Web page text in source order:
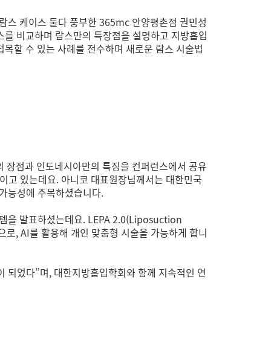
스 케이스 둘다 풍부한 365mc 안양평촌점 권민성
비교하며 람스만의 특장점을 설명하고 지방흡입
할 수 있는 사례를 전수하며 새로운 람스 시술법
점과 인도네시아만의 특징을 컨퍼런스에서 공유
있는데요. 아니코 대표원장님께서는 대한민국
능성에 주목하셨습니다.
을 발표하셨는데요. LEPA 2.0(Liposuction
, AI를 활용해 개인 맞춤형 시술을 가능하게 합니
었다”며, 대한지방흡입학회와 함께 지속적인 연